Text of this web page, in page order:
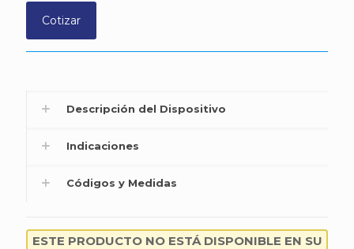
Cotizar
Descripción del Dispositivo
Indicaciones
Códigos y Medidas
ESTE PRODUCTO NO ESTÁ DISPONIBLE EN SU